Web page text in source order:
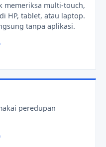
memeriksa multi-touch,
HP, tablet, atau laptop.
tanpa aplikasi.
peredupan